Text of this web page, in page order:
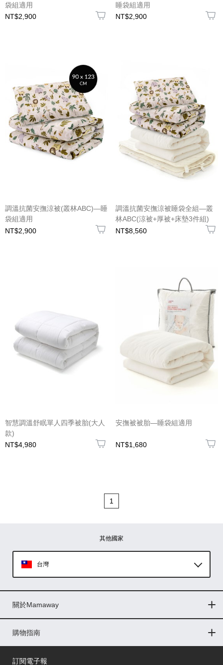
袋組適用
NT$2,900
睡袋組適用
NT$2,900
調溫抗菌安撫涼被(叢林ABC)—睡
袋組適用
NT$2,900
調溫抗菌安撫涼被睡袋全組—叢
林ABC(涼被+厚被+床墊3件組)
NT$8,560
智慧調溫舒眠單人四季被胎(大人
款)
NT$4,980
安撫被被胎—睡袋組適用
NT$1,680
1
其他國家
台灣
印尼
馬來西亞
關於Mamaway
門市據點
最新消息
品牌故事
人力招募
媒體花絮
隱私權聲明
CSR企業社會責任
購物指南
購物常見問題
退換貨問題
儲值金使用條款
購買儲值金
發票問題
會員權益
線上留言
吸乳器-免費體驗
訂閱電子報